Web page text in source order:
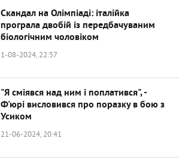
Скандал на Олімпіаді: італійка
програла двобій із передбачуваним
біологічним чоловіком
1-08-2024, 22:57
"Я сміявся над ним і поплатився", -
Ф'юрі висловився про поразку в бою з
Усиком
21-06-2024, 20:41